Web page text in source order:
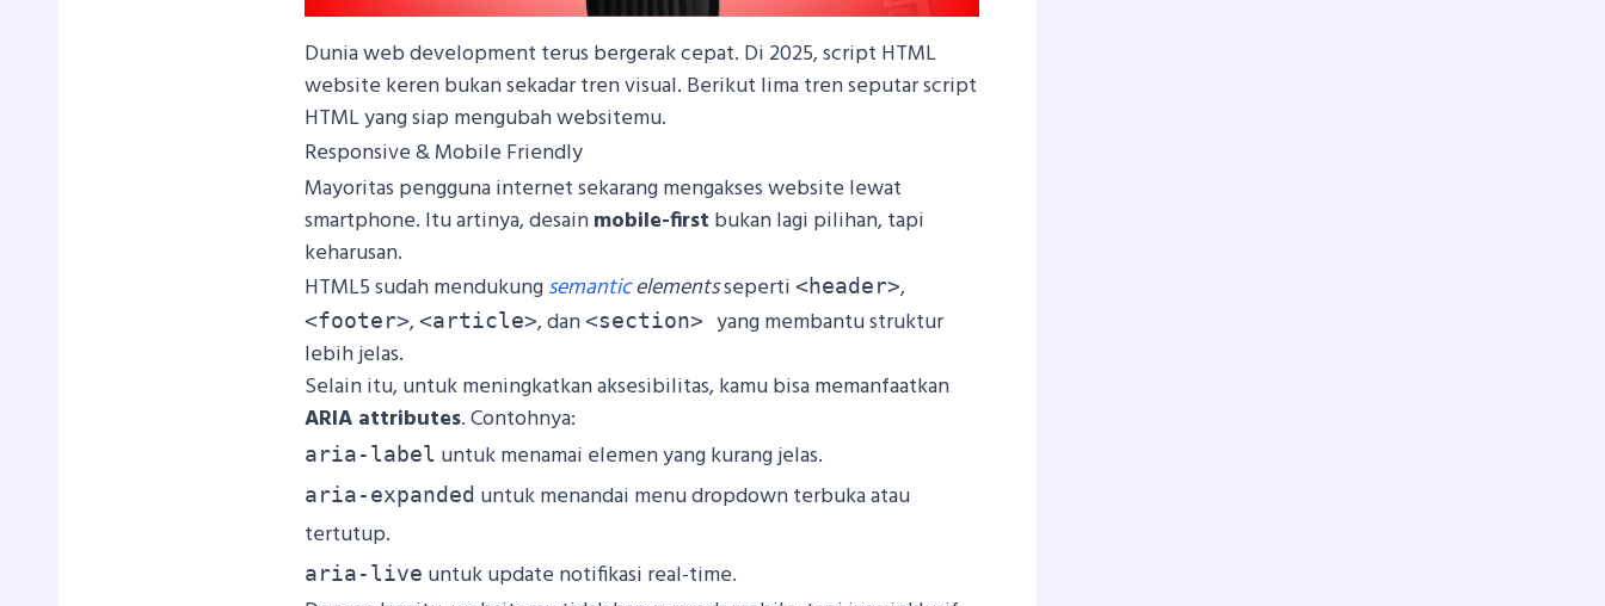
Dunia web development terus bergerak cepat. Di 2025, script HTML
website keren bukan sekadar tren visual. Berikut lima tren seputar script
HTML yang siap mengubah websitemu.
Responsive & Mobile Friendly
Mayoritas pengguna internet sekarang mengakses website lewat
smartphone. Itu artinya, desainmobile-first bukan lagi pilihan, tapi
keharusan.
HTML5 sudah mendukungsemanticelementsseperti<header>,
<footer>,<article>, dan<section>yang membantu struktur
lebih jelas.
Selain itu, untuk meningkatkan aksesibilitas, kamu bisa memanfaatkan
ARIA attributes. Contohnya:
aria-label untuk menamai elemen yang kurang jelas.
aria-expanded untuk menandai menu dropdown terbuka atau
tertutup.
aria-live untuk update notifikasi real-time.